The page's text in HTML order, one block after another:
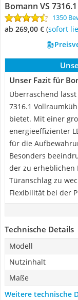
Bomann VS 7316.1
1350
ab 269,00 € ( Sofort
Unser Fazit für
Überraschend
7316.1
bietet. Mit einer
energieeffizienter
für die
Besonders
der zu erheblichen
Türanschlag zu
Flexibilität bei der
Technische Details
Modell
Nutzinhalt
Maße
Weitere technische